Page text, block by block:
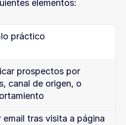
elementos:
práctico
prospectos por
canal de origen, o
email tras visita a página